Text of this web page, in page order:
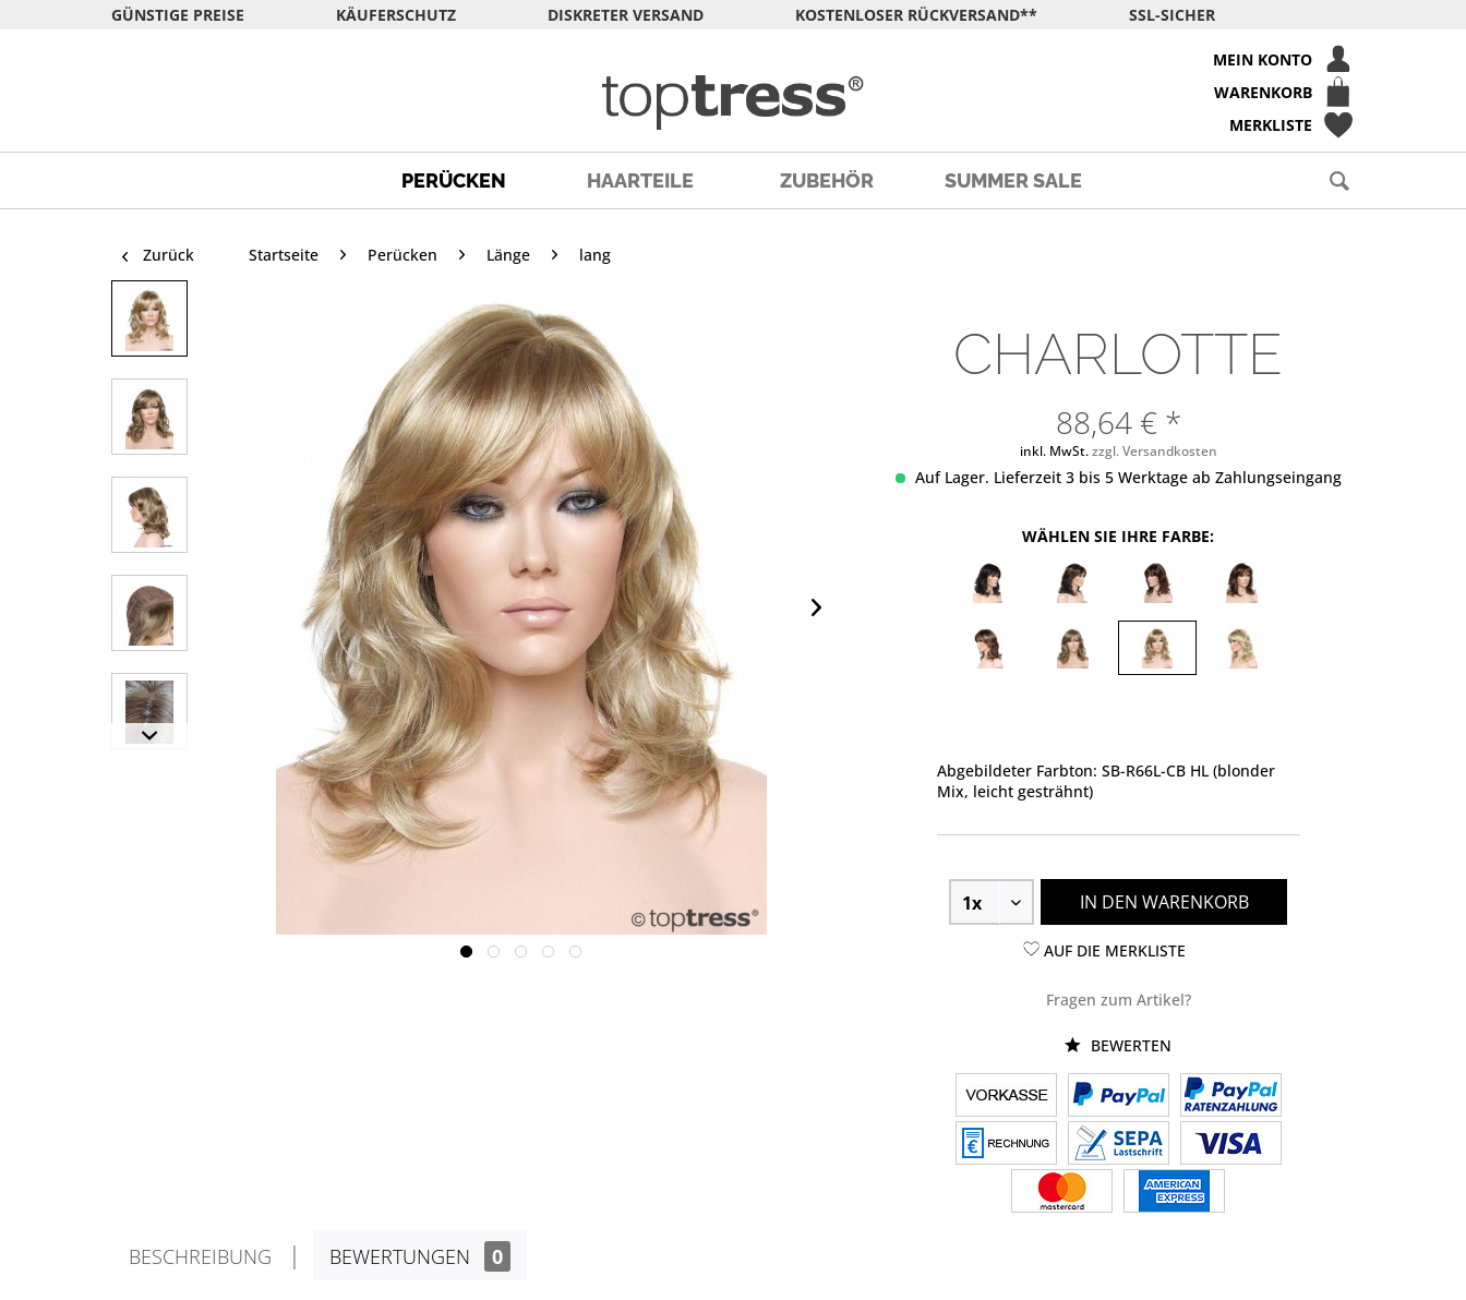
GÜNSTIGE PREISE KÄUFERSCHUTZ DISKRETER VERSAND KOSTENLOSER RÜCKVERSAND** SSL-SICHER
MEIN KONTO
WARENKORB
MERKLISTE
PERÜCKEN HAARTEILE ZUBEHÖR SUMMER SALE
Zurück Startseite Perücken Länge lang
CHARLOTTE
88,64 € *
inkl. MwSt.zzgl. Versandkosten
Auf Lager. Lieferzeit 3 bis 5 Werktage ab Zahlungseingang
WÄHLEN SIE IHRE FARBE:
Abgebildeter Farbton: SB-R66L-CB HL (blonder
Mix, leicht gesträhnt)
IN DEN WARENKORB
AUF DIE MERKLISTE
Fragen zum Artikel?
BEWERTEN
BESCHREIBUNG BEWERTUNGEN 0